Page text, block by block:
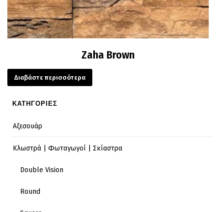
Zaha Brown
Διαβάστε περισσότερα
ΚΑΤΗΓΟΡΙΕΣ
Αξεσουάρ
Κλωστρά | Φωταγωγοί | Σκίαστρα
Double Vision
Round